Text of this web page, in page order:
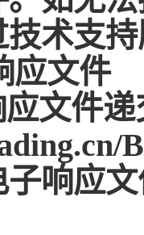
术支
应文件
文件
响应